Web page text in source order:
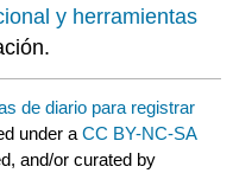
y herramientas
de diario para registrar
under aCC BY-NC-SA
and/or curated by